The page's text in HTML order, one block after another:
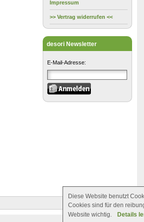
Impressum
>> Vertrag widerrufen <<
desori Newsletter
E-Mail-Adresse:
Diese Website benutzt
Cookies sind für den
Website wichtig.
Details